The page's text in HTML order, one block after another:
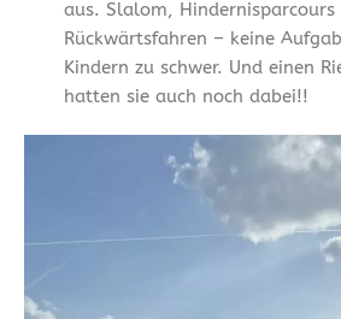
aus. Slalom, Hindernisparcours
Rückwärtsfahren – keine
Kindern zu schwer. Und einen
hatten sie auch noch dabei!!